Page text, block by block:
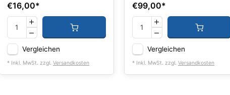
€16,00*
Vergleichen
* Inkl. MwSt. zzgl. Versandkosten
€99,00*
Vergleichen
* Inkl. MwSt. zzgl. Versandkosten